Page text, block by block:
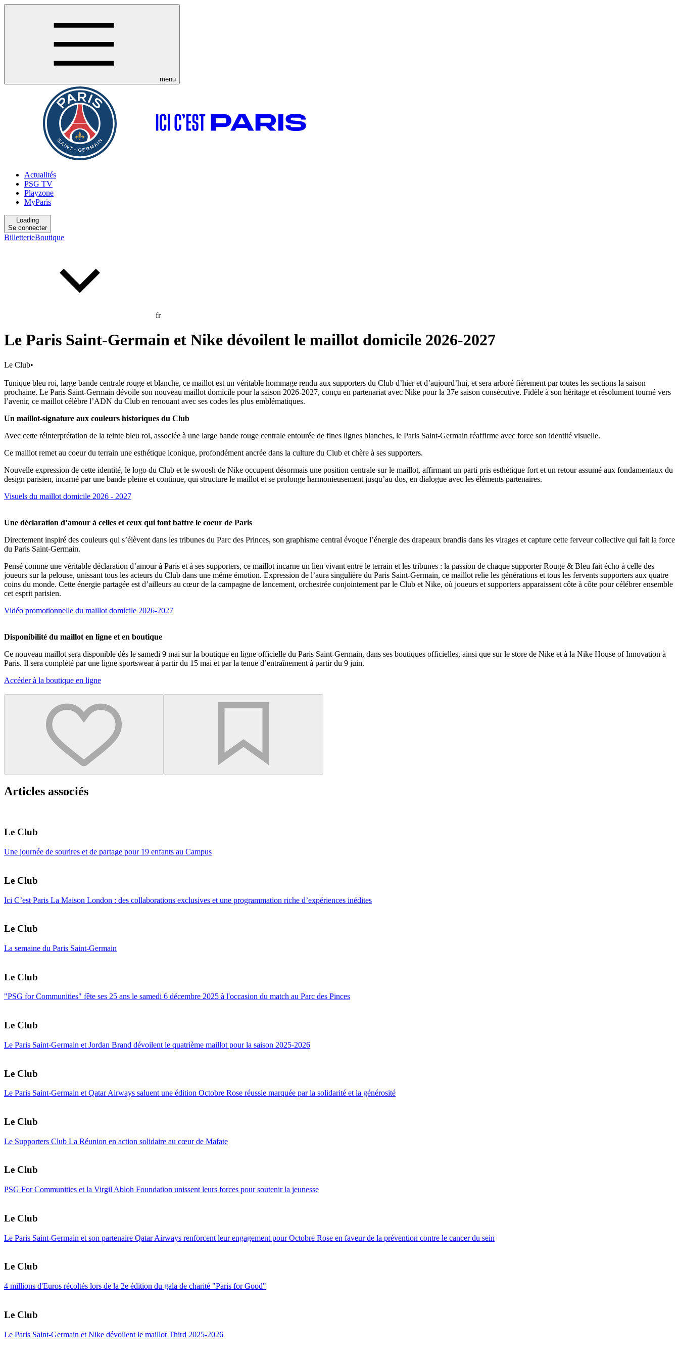
menu
Actualités
PSG TV
Playzone
MyParis
Loading
Se connecter
BilletterieBoutique
fr
Le Paris Saint-Germain et Nike dévoilent le maillot domicile 2026-2027
Le Club•
Tunique bleu roi, large bande centrale rouge et blanche, ce maillot est un véritable hommage rendu aux supporters du Club d’hier et d’aujourd’hui, et sera arboré fièrement par toutes les sections la saison
prochaine. Le Paris Saint-Germain dévoile son nouveau maillot domicile pour la saison 2026-2027, conçu en partenariat avec Nike pour la 37e saison consécutive. Fidèle à son héritage et résolument tourné vers
l’avenir, ce maillot célèbre l’ADN du Club en renouant avec ses codes les plus emblématiques.
Un maillot-signature aux couleurs historiques du Club
Avec cette réinterprétation de la teinte bleu roi, associée à une large bande rouge centrale entourée de fines lignes blanches, le Paris Saint-Germain réaffirme avec force son identité visuelle.
Ce maillot remet au coeur du terrain une esthétique iconique, profondément ancrée dans la culture du Club et chère à ses supporters.
Nouvelle expression de cette identité, le logo du Club et le swoosh de Nike occupent désormais une position centrale sur le maillot, affirmant un parti pris esthétique fort et un retour assumé aux fondamentaux du
design parisien, incarné par une bande pleine et continue, qui structure le maillot et se prolonge harmonieusement jusqu’au dos, en dialogue avec les éléments partenaires.
Visuels du maillot domicile 2026 - 2027
Une déclaration d’amour à celles et ceux qui font battre le coeur de Paris
Directement inspiré des couleurs qui s’élèvent dans les tribunes du Parc des Princes, son graphisme central évoque l’énergie des drapeaux brandis dans les virages et capture cette ferveur collective qui fait la force
du Paris Saint-Germain.
Pensé comme une véritable déclaration d’amour à Paris et à ses supporters, ce maillot incarne un lien vivant entre le terrain et les tribunes : la passion de chaque supporter Rouge & Bleu fait écho à celle des
joueurs sur la pelouse, unissant tous les acteurs du Club dans une même émotion. Expression de l’aura singulière du Paris Saint-Germain, ce maillot relie les générations et tous les fervents supporters aux quatre
coins du monde. Cette énergie partagée est d’ailleurs au cœur de la campagne de lancement, orchestrée conjointement par le Club et Nike, où joueurs et supporters apparaissent côte à côte pour célébrer ensemble
cet esprit parisien.
Vidéo promotionnelle du maillot domicile 2026-2027
Disponibilité du maillot en ligne et en boutique
Ce nouveau maillot sera disponible dès le samedi 9 mai sur la boutique en ligne officielle du Paris Saint-Germain, dans ses boutiques officielles, ainsi que sur le store de Nike et à la Nike House of Innovation à
Paris. Il sera complété par une ligne sportswear à partir du 15 mai et par la tenue d’entraînement à partir du 9 juin.
Accéder à la boutique en ligne
Articles associés
Le Club
Une journée de sourires et de partage pour 19 enfants au Campus
Le Club
Ici C’est Paris La Maison London : des collaborations exclusives et une programmation riche d’expériences inédites
Le Club
La semaine du Paris Saint-Germain
Le Club
"PSG for Communities" fête ses 25 ans le samedi 6 décembre 2025 à l'occasion du match au Parc des Pinces
Le Club
Le Paris Saint-Germain et Jordan Brand dévoilent le quatrième maillot pour la saison 2025-2026
Le Club
Le Paris Saint-Germain et Qatar Airways saluent une édition Octobre Rose réussie marquée par la solidarité et la générosité
Le Club
Le Supporters Club La Réunion en action solidaire au cœur de Mafate
Le Club
PSG For Communities et la Virgil Abloh Foundation unissent leurs forces pour soutenir la jeunesse
Le Club
Le Paris Saint-Germain et son partenaire Qatar Airways renforcent leur engagement pour Octobre Rose en faveur de la prévention contre le cancer du sein
Le Club
4 millions d'Euros récoltés lors de la 2e édition du gala de charité "Paris for Good"
Le Club
Le Paris Saint-Germain et Nike dévoilent le maillot Third 2025-2026